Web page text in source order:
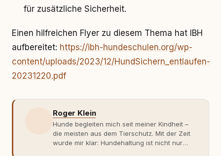
für zusätzliche Sicherheit.
Einen hilfreichen Flyer zu diesem Thema hat IBH
aufbereitet: https://ibh-hundeschulen.org/wp-
content/uploads/2023/12/HundSichern_entlaufen-
20231220.pdf
Roger Klein
Hunde begleiten mich seit meiner Kindheit –
die meisten aus dem Tierschutz. Mit der Zeit
wurde mir klar: Hundehaltung ist nicht nur